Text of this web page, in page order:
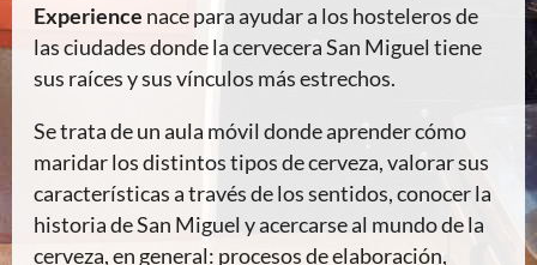
Experience nace para ayudar a los hosteleros de
las ciudades donde la cervecera San Miguel tiene
sus raíces y sus vínculos más estrechos.
Se trata de un aula móvil donde aprender cómo
maridar los distintos tipos de cerveza, valorar sus
características a través de los sentidos, conocer la
historia de San Miguel y acercarse al mundo de la
cerveza, en general: procesos de elaboración,